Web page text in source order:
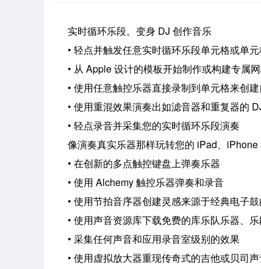
实时循环乐段。变身 DJ 创作音乐
• 轻点并触发任意实时循环乐段单元格或单元
• 从 Apple 设计的模板开始制作或构建专属
• 使用任意触控乐器直接录制到单元格来创
• 使用重混效果演奏出如滤音器和重复器的
• 轻点录音并采集您的实时循环乐段演奏
像演奏真实乐器那样玩转您的 iPad、iPhone
• 在创新的多点触控键盘上弹奏乐器
• 使用 Alchemy 触控乐器弹奏和录音
• 使用节拍音序器创建灵感来源于经典电子鼓
• 使用声音资源库下载免费的库乐队乐器、
• 采集任何声音和应用录音室级别的效果
• 使用虚拟放大器重现传奇式的吉他或贝司